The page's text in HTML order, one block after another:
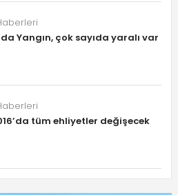
Yangın, çok sayıda yaralı var
tüm ehliyetler değişecek